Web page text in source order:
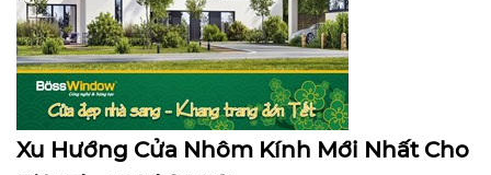
Xu Hướng Cửa Nhôm Kính Mới Nhất Cho